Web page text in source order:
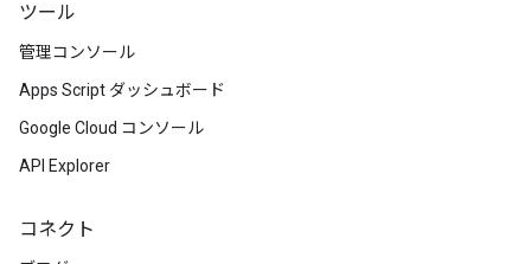
ツール
管理コンソール
Apps Script ダッシュボード
Google Cloud コンソール
API Explorer
コネクト